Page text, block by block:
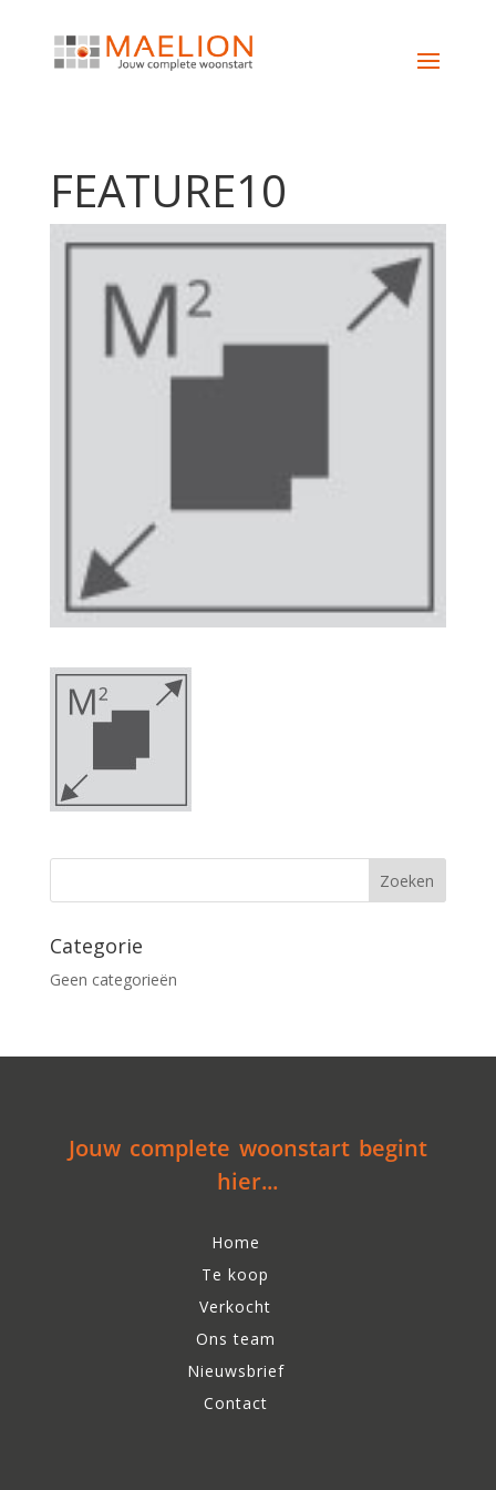
FEATURE10
Categorie
Geen categorieën
Jouw complete woonstart begint
hier...
Home
Te koop
Verkocht
Ons team
Nieuwsbrief
Contact